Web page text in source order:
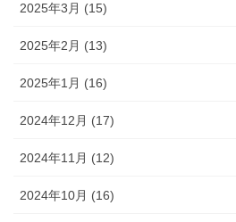
2025年3月 (15)
2025年2月 (13)
2025年1月 (16)
2024年12月 (17)
2024年11月 (12)
2024年10月 (16)